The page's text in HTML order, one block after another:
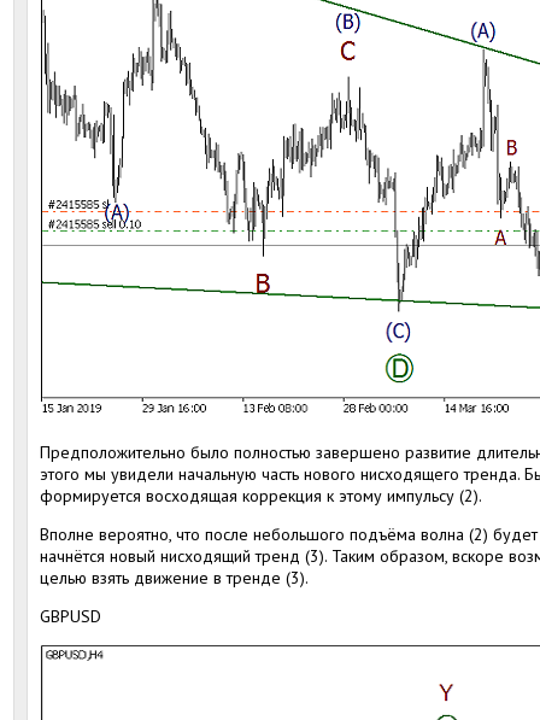
Предположительно было полностью завершено развитие
этого мы увидели начальную часть нового нисходящего тренда.
формируется восходящая коррекция к этому импульсу (2).
Вполне вероятно, что после небольшого подъёма волна (2)
начнётся новый нисходящий тренд (3). Таким образом, вскоре
целью взять движение в тренде (3).
GBPUSD